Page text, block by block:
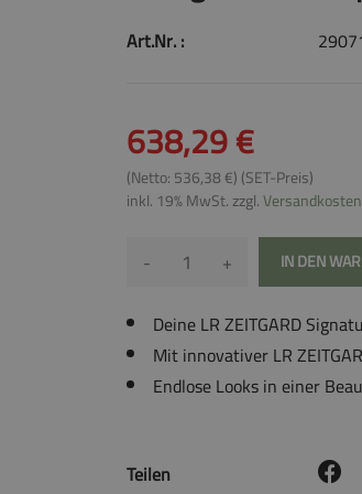
Art.Nr. :
638,29 €
(Netto: 536,38 €) (SET-Preis)
inkl. 19% MwSt. zzgl.Versandkosten
- + IN DEN
Deine LR ZEITGARD
Mit innovativer LR
Endlose Looks in einer
Teilen